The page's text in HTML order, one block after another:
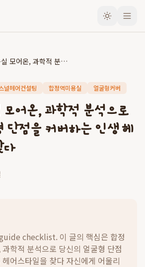
합정역미용실 모어온, 과학적 분석으로 당신의 얼굴형 단점을 커버하는 인생 헤어스타일을 찾다
널헤어컨설팅 합정역미용실 얼굴형커버
어온, 과학적 분석으로
단점을 커버하는 인생 헤
다
checklist. 이 글의 핵심은 합정
학적 분석으로 당신의 얼굴형 단점
어스타일을 찾다 자신에게 어울리